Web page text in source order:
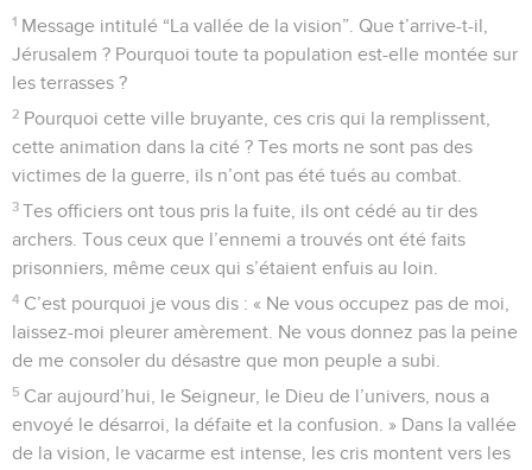
1 Message intitulé “La vallée de la vision”. Que t’arrive-t-il,
Jérusalem ? Pourquoi toute ta population est-elle montée sur
les terrasses ?
2 Pourquoi cette ville bruyante, ces cris qui la remplissent,
cette animation dans la cité ? Tes morts ne sont pas des
victimes de la guerre, ils n’ont pas été tués au combat.
3 Tes officiers ont tous pris la fuite, ils ont cédé au tir des
archers. Tous ceux que l’ennemi a trouvés ont été faits
prisonniers, même ceux qui s’étaient enfuis au loin.
4 C’est pourquoi je vous dis : « Ne vous occupez pas de moi,
laissez-moi pleurer amèrement. Ne vous donnez pas la peine
de me consoler du désastre que mon peuple a subi.
5 Car aujourd’hui, le Seigneur, le Dieu de l’univers, nous a
envoyé le désarroi, la défaite et la confusion. » Dans la vallée
de la vision, le vacarme est intense, les cris montent vers les